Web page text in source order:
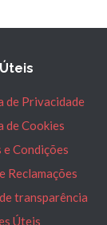
de Privacidade
de Cookies
e Condições
Reclamações
transparência
Úteis